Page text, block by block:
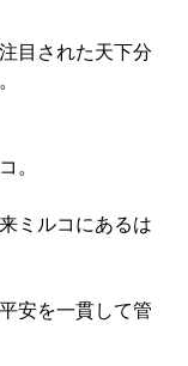
目された天下分
。
ミルコにあるは
安を一貫して管